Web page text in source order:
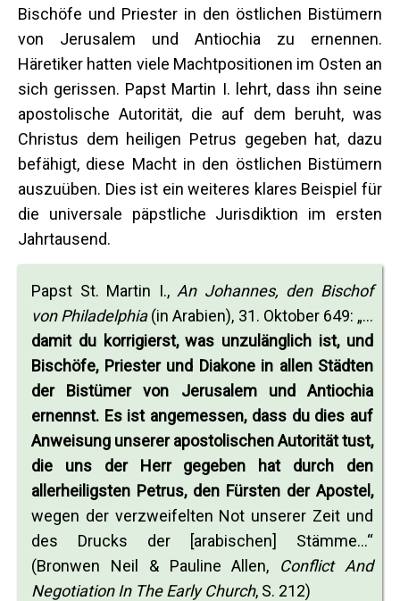
Bischöfe und Priester in den östlichen Bistümern
von Jerusalem und Antiochia zu ernennen.
Häretiker hatten viele Machtpositionen im Osten an
sich gerissen. Papst Martin I. lehrt, dass ihn seine
apostolische Autorität, die auf dem beruht, was
Christus dem heiligen Petrus gegeben hat, dazu
befähigt, diese Macht in den östlichen Bistümern
auszuüben. Dies ist ein weiteres klares Beispiel für
die universale päpstliche Jurisdiktion im ersten
Jahrtausend.
Papst St. Martin I., An Johannes, den Bischof
von Philadelphia(in Arabien), 31. Oktober 649: „...
damit du korrigierst, was unzulänglich ist, und
Bischöfe, Priester und Diakone in allen Städten
der Bistümer von Jerusalem und Antiochia
ernennst. Es ist angemessen, dass du dies auf
Anweisung unserer apostolischen Autorität tust,
die uns der Herr gegeben hat durch den
allerheiligsten Petrus, den Fürsten der Apostel,
wegen der verzweifelten Not unserer Zeit und
des Drucks der [arabischen] Stämme...“
(Bronwen Neil & Pauline Allen, Conflict And
Negotiation In The Early Church, S. 212)